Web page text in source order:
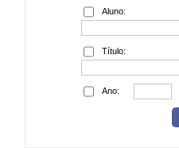
Aluno:
Título:
Ano: